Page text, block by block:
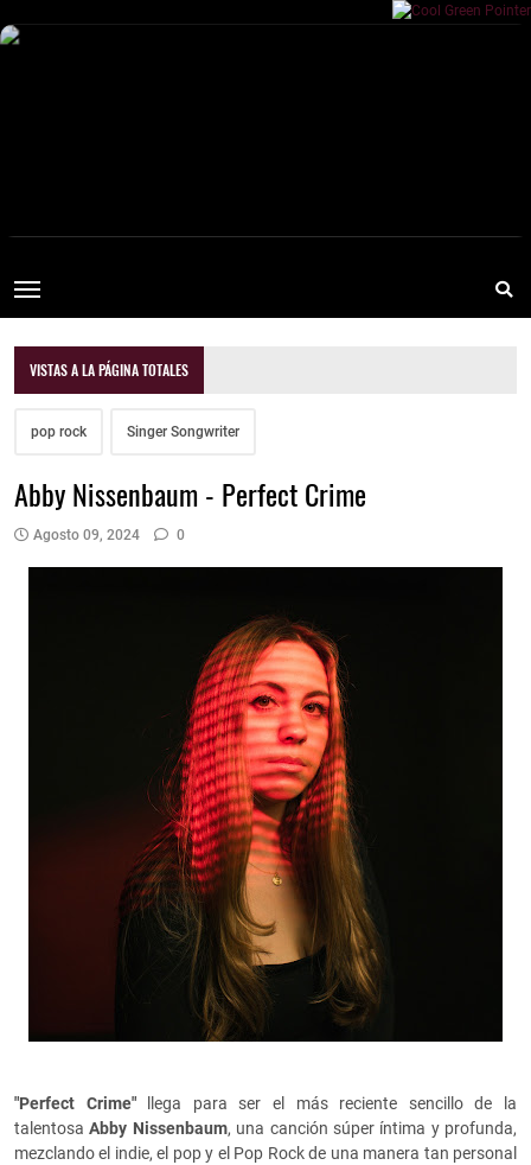
VISTAS A LA PÁGINA TOTALES
pop rock Singer Songwriter
Abby Nissenbaum - Perfect Crime
Agosto 09, 2024 0
"Perfect Crime"
llega para ser el más reciente sencillo de la
talentosa Abby Nissenbaum, una canción súper íntima y profunda,
mezclando el indie, el pop y el Pop Rock de una manera tan personal